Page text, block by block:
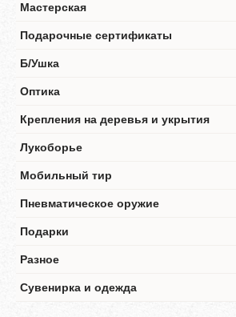
Мастерская
Подарочные сертификаты
Б/Ушка
Оптика
Крепления на деревья и укрытия
Лукоборье
Мобильный тир
Пневматическое оружие
Подарки
Разное
Сувенирка и одежда